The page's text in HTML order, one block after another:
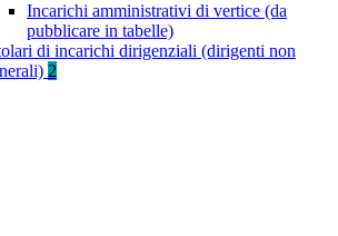
Incarichi amministrativi di vertice (da
pubblicare in tabelle)
di incarichi dirigenziali (dirigenti non
2